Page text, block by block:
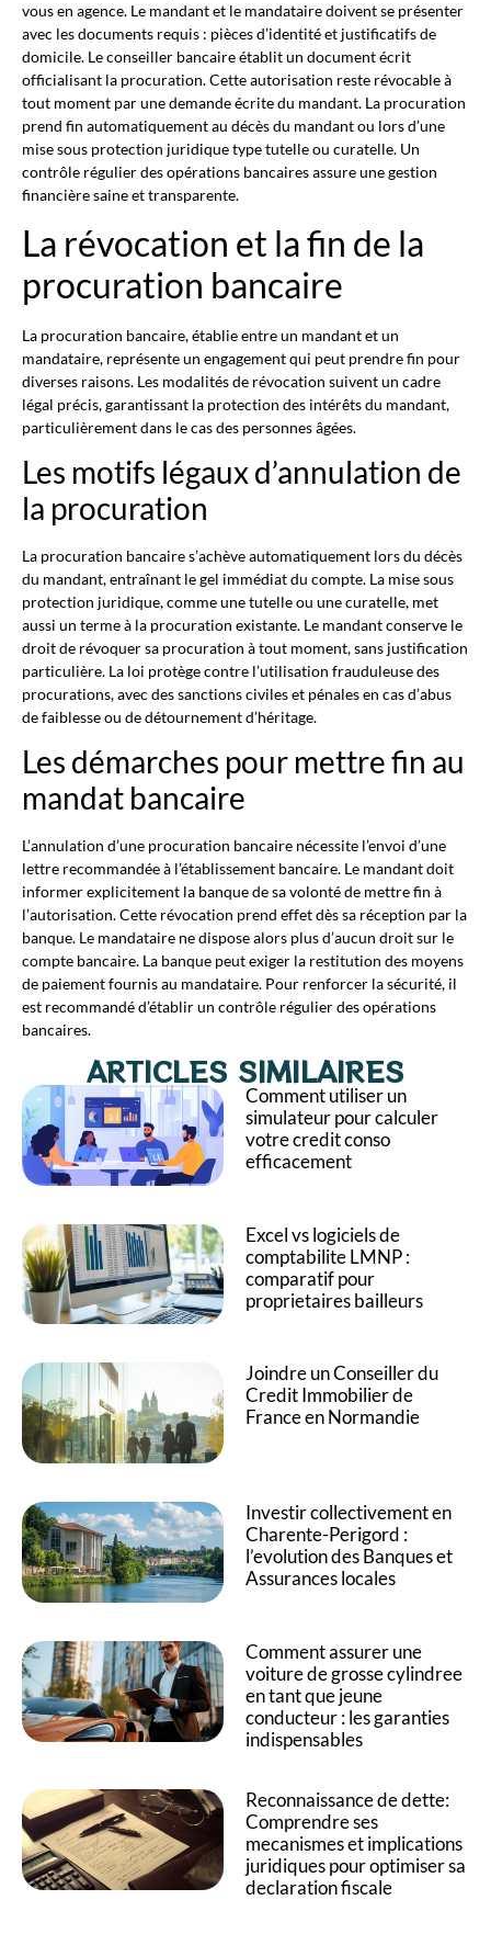
ARTICLES SIMILAIRES
Comment utiliser un
simulateur pour calculer
votre credit conso
efficacement
Excel vs logiciels de
comptabilite LMNP :
comparatif pour
proprietaires bailleurs
Joindre un Conseiller du
Credit Immobilier de
France en Normandie
Investir collectivement en
Charente-Perigord :
l’evolution des Banques et
Assurances locales
Comment assurer une
voiture de grosse cylindree
en tant que jeune
conducteur : les garanties
indispensables
Reconnaissance de dette:
Comprendre ses
mecanismes et implications
juridiques pour optimiser sa
declaration fiscale
vous en agence. Le mandant et le mandataire doivent se présenter
avec les documents requis : pièces d’identité et justificatifs de
domicile. Le conseiller bancaire établit un document écrit
officialisant la procuration. Cette autorisation reste révocable à
tout moment par une demande écrite du mandant. La procuration
prend fin automatiquement au décès du mandant ou lors d’une
mise sous protection juridique type tutelle ou curatelle. Un
contrôle régulier des opérations bancaires assure une gestion
financière saine et transparente.
La révocation et la fin de la
procuration bancaire
La procuration bancaire, établie entre un mandant et un
mandataire, représente un engagement qui peut prendre fin pour
diverses raisons. Les modalités de révocation suivent un cadre
légal précis, garantissant la protection des intérêts du mandant,
particulièrement dans le cas des personnes âgées.
Les motifs légaux d’annulation de
la procuration
La procuration bancaire s’achève automatiquement lors du décès
du mandant, entraînant le gel immédiat du compte. La mise sous
protection juridique, comme une tutelle ou une curatelle, met
aussi un terme à la procuration existante. Le mandant conserve le
droit de révoquer sa procuration à tout moment, sans justification
particulière. La loi protège contre l’utilisation frauduleuse des
procurations, avec des sanctions civiles et pénales en cas d’abus
de faiblesse ou de détournement d’héritage.
Les démarches pour mettre fin au
mandat bancaire
L’annulation d’une procuration bancaire nécessite l’envoi d’une
lettre recommandée à l’établissement bancaire. Le mandant doit
informer explicitement la banque de sa volonté de mettre fin à
l’autorisation. Cette révocation prend effet dès sa réception par la
banque. Le mandataire ne dispose alors plus d’aucun droit sur le
compte bancaire. La banque peut exiger la restitution des moyens
de paiement fournis au mandataire. Pour renforcer la sécurité, il
est recommandé d’établir un contrôle régulier des opérations
bancaires.